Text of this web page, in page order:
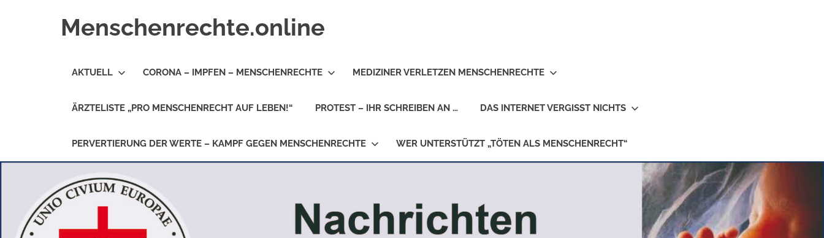
Menschenrechte.online
alle
Geborene
AKTUELL CORONA – IMPFEN – MENSCHENRECHTE MEDIZINER VERLETZEN MENSCHENRECHTE
ÄRZTELISTE „PRO MENSCHENRECHT AUF LEBEN!“ PROTEST – IHR SCHREIBEN AN … DAS INTERNET VERGISST NICHTS
PERVERTIERUNG DER WERTE – KAMPF GEGEN MENSCHENRECHTE WER UNTERSTÜTZT „TÖTEN ALS MENSCHENRECHT“